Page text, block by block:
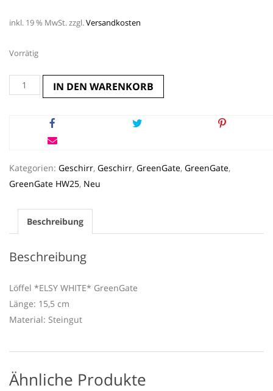
inkl. 19 % MwSt.zzgl.Versandkosten
Vorrätig
Löffel
*ELSY
IN DEN WARENKORB
Kategorien: Geschirr, Geschirr, GreenGate, GreenGate,
GreenGate HW25, Neu
Beschreibung
Beschreibung
Löffel *ELSY WHITE* GreenGate
Länge: 15,5 cm
Material: Steingut
Ähnliche Produkte